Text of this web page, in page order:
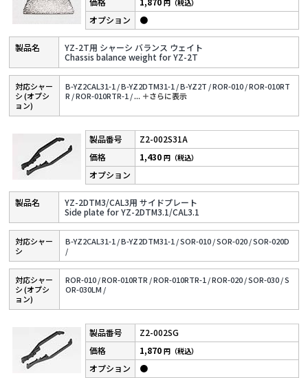
YZ-2T用 シャーシ バランス ウェイト
Chassis balance weight for YZ-2T
円（税込）
●
対応シャー
シ (オプシ
ョン)
B-YZ2CAL31-1 /B-YZ2DTM31-1 /B-YZ2T /ROR-010 /ROR-010RT
R /ROR-010RTR-1 /... ＋さらに表⽰
Z2-002S31A
YZ-2DTM3/CAL3用 サイドプレート
Side plate for YZ-2DTM3.1/CAL3.1
1,430円（税込）
対応シャー
シ
B-YZ2CAL31-1 /B-YZ2DTM31-1 /SOR-010 /SOR-020 /SOR-020D
/
対応シャー
シ (オプシ
ョン)
ROR-010 /ROR-010RTR /ROR-010RTR-1 /ROR-020 /SOR-030 /S
OR-030LM /
Z2-002SG
1,870円（税込）
●